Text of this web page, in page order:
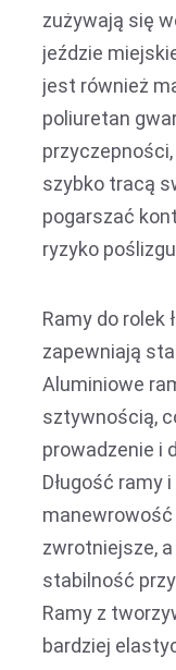
zużywają się
jeździe
jest również
poliuretan
szybko tracą
pogarszać
ryzyko
Ramy do rolek
zapewniają
Aluminiowe
sztywnością,
prowadzenie i
Długość ramy
zwrotniejsze,
stabilność
Ramy z
bardziej